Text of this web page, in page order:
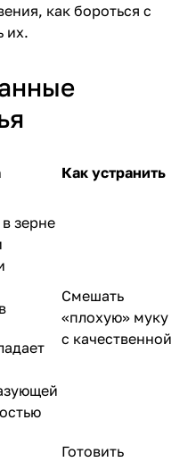
как бороться с
их.
Как устранить
зерне
Смешать
«плохую» муку
с качественной
Готовить